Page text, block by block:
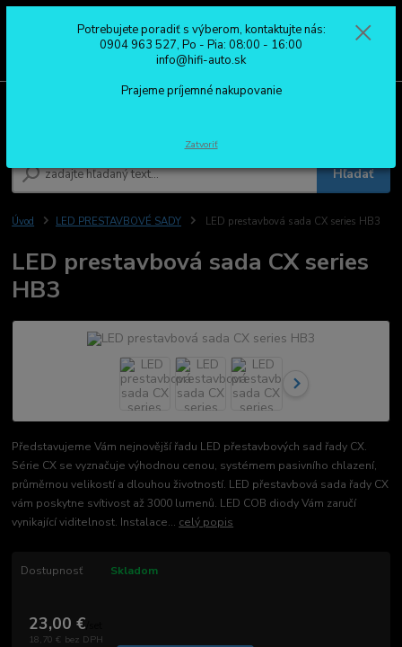
Hľadať
0904 963 527
Po - Pia: 08:00 - 16:00
Úvod LED PRESTAVBOVÉ SADY LED prestavbová sada CX series HB3
LED prestavbová sada CX series
HB3
Představujeme Vám nejnovější řadu LED přestavbových sad řady CX.
Série CX se vyznačuje výhodnou cenou, systémem pasivního chlazení,
průměrnou velikostí a dlouhou životností. LED přestavbová sada řady CX
vám poskytne svítivost až 3000 lumenů. LED COB diody Vám zaručí
vynikající viditelnost. Instalace... celý popis
Dostupnosť Skladom
23,00 €
18,70 € bez DPH
Potrebujete poradiť s výberom, kontaktujte nás:
0904 963 527, Po - Pia: 08:00 - 16:00
info@hifi-auto.sk
Prajeme príjemné nakupovanie
Zatvoriť